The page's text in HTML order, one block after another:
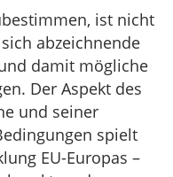
ist nicht
abzeichnende
damit mögliche
Der Aspekt des
und seiner
spielt
EU-Europas –